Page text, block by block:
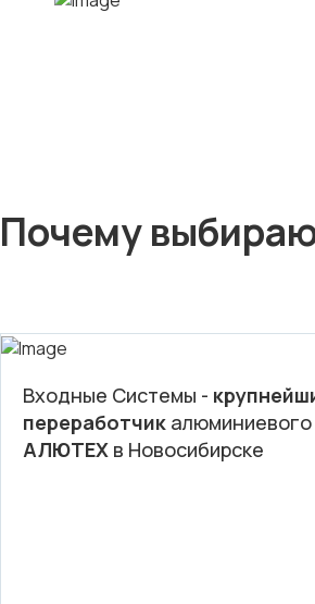
Почему
Входные Системы -
переработчик алюминиевого
АЛЮТЕХ в Новосибирске